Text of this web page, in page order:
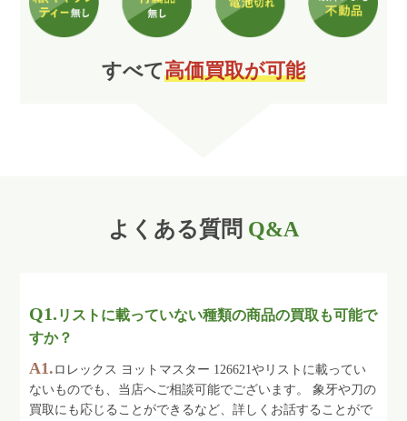
すべて高価買取が可能
よくある質問 Q&A
Q1. リストに載っていない種類の商品の買取も可能で
すか？
A1. ロレックス ヨットマスター 126621やリストに載ってい
ないものでも、当店へご相談可能でございます。 象牙や刀の
買取にも応じることができるなど、詳しくお話することがで